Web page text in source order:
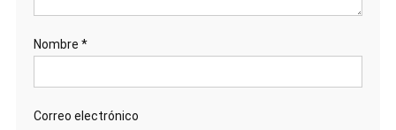
Nombre *
Correo electrónico